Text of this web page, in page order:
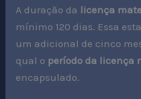
A duração da licença
mínimo 120 dias. Essa
um adicional de cinco
qual o período da licença
encapsulado.